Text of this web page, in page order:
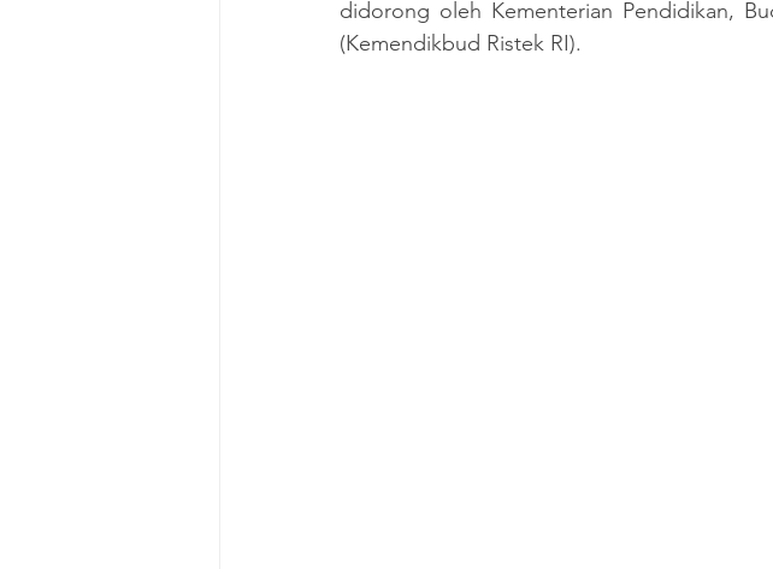
didorong oleh Kementerian Pendidikan,
(Kemendikbud Ristek RI).